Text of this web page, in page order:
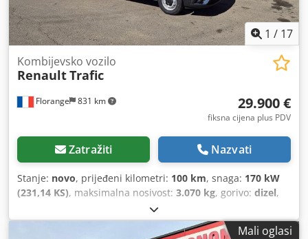
1 / 17
Florange 831 km
Kombijevsko vozilo
RenaultTrafic
29.900 €
fiksna cijena plus PDV
Zatražiti Nazvati
Stanje: novo, prijeđeni kilometri: 100 km, snaga: 170 kW
(231,14 KS), maksimalna nosivost: 3.070 kg, gorivo: dizel,
, broj sjedala:
Bluetooth, klima uređaj, računalo na vozilu, središnje
Mali oglasi